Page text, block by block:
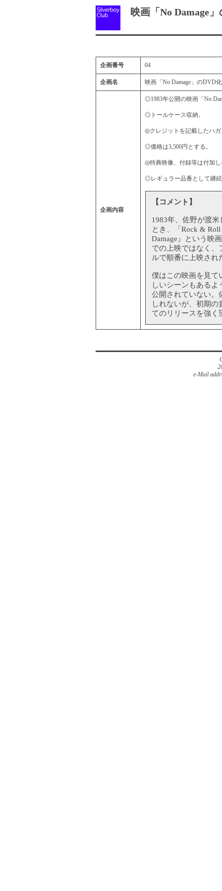
映画「No Damage」
企画番号 04
企画名 映画「No Damage」のDVD化
企画内容
◎1983年公開の映画「No
◎トールケース収納。
◎クレジットを記載したハ
◎価格は3,500円とする。
◎特典映像、付録等は付加
◎レギュラー品番として継
【コメント】
1983年、佐野が渡
とき、「Rock &
Damage』という映
での上映ではなく、
ルで順番に上映され
僕はこの映画を見て
しいシーンもある
公開されていない。
しれないが、初期
てのリリースを強く
e-Mail